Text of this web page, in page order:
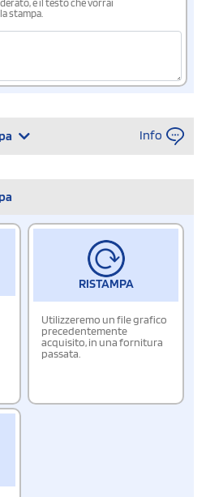
e il testo che vorrai
stampa.
Info
RISTAMPA
Utilizzeremo un file grafico
precedentemente
acquisito, in una fornitura
passata.